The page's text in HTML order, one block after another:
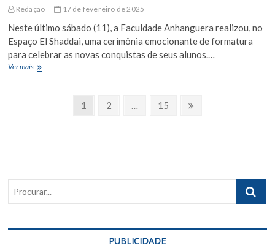
Redação 17 de fevereiro de 2025
Neste último sábado (11), a Faculdade Anhanguera realizou, no
Espaço El Shaddai, uma cerimônia emocionante de formatura
para celebrar as novas conquistas de seus alunos.…
Ver maisFaculdade
PaginaçãoPage
1 Page
2 … Page
15
Próxima
PUBLICIDADE